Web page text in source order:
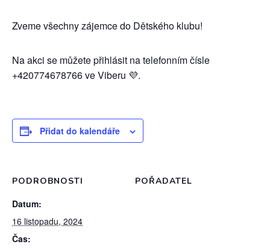
Zveme všechny zájemce do Dětského klubu!
Na akci se můžete přihlásit na telefonním čísle
+420774678766 ve Viberu 💜.
Přidat do kalendáře
PODROBNOSTI
Datum:
16 listopadu, 2024
Čas:
POŘADATEL